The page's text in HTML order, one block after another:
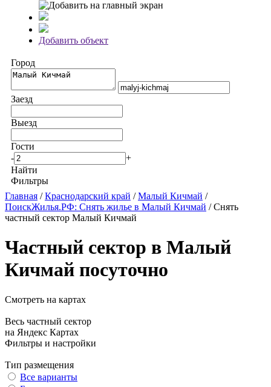
Добавить объект
Город
Заезд
Выезд
Гости
-
+
Найти
Фильтры
Главная /Краснодарский край /Малый Кичмай /
ПоискЖилья.РФ: Снять жилье в Малый Кичмай / Снять
частный сектор Малый Кичмай
Частный сектор в Малый
Кичмай посуточно
Смотреть на картах
Весь частный сектор
на Яндекс Картах
Фильтры и настройки
Тип размещения
Все варианты